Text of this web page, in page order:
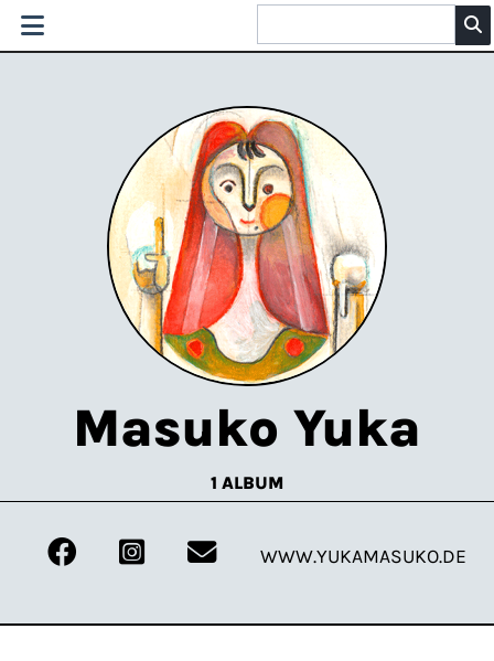
Masuko Yuka
1 ALBUM
WWW.YUKAMASUKO.DE